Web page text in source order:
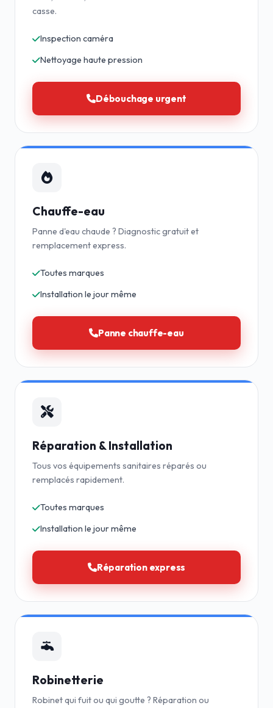
casse.
Inspection caméra
Nettoyage haute pression
Débouchage urgent
Chauffe-eau
Panne d'eau chaude ? Diagnostic gratuit et
remplacement express.
Toutes marques
Installation le jour même
Panne chauffe-eau
Réparation & Installation
Tous vos équipements sanitaires réparés ou
remplacés rapidement.
Toutes marques
Installation le jour même
Réparation express
Robinetterie
Robinet qui fuit ou qui goutte ? Réparation ou